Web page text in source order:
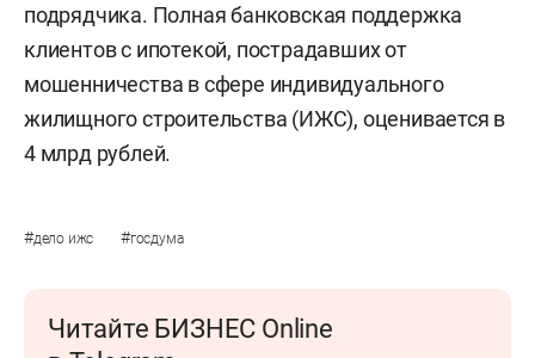
подрядчика. Полная банковская поддержка
клиентов с ипотекой, пострадавших от
мошенничества в сфере индивидуального
жилищного строительства (ИЖС), оценивается в
4 млрд рублей.
#дело ижс #госдума
Читайте БИЗНЕС Online